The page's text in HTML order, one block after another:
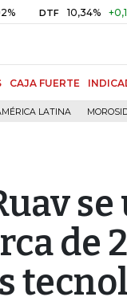
DTF 10,34% +0,10%
CAJA FUERTE
LATINA
de